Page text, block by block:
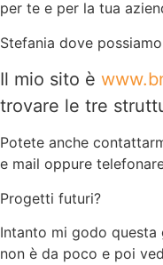
per te e per la tua
Stefania dove
Il mio sito è
trovare le tre
Potete anche
e mail oppure
Progetti futuri?
Intanto mi godo questa
non è da poco e poi